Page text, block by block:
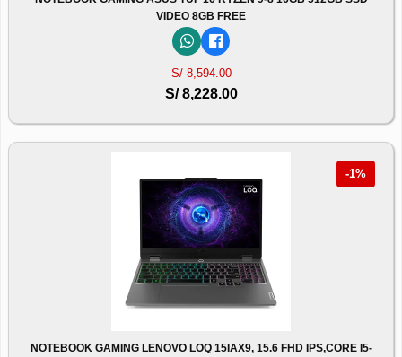
VIDEO 8GB FREE
S/ 8,594.00
S/ 8,228.00
-1%
NOTEBOOK GAMING LENOVO LOQ 15IAX9, 15.6 FHD IPS,CORE I5-